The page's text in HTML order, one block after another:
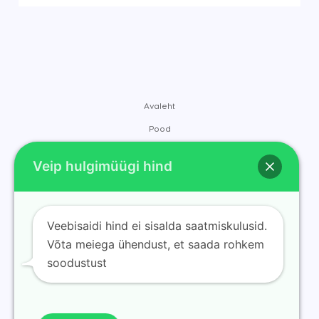
Avaleht
Pood
Kontakt
Blogi
Veip hulgimüügi hind
Veebisaidi hind ei sisalda saatmiskulusid.
Võta meiega ühendust, et saada rohkem
soodustust